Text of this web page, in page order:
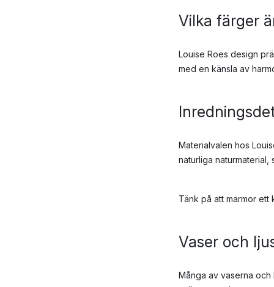
Vilka färger
Louise Roes design
med en känsla av
Materialvalen hos
naturliga naturmaterial,
Tänk på att marmor
Vaser och
Många av vaserna